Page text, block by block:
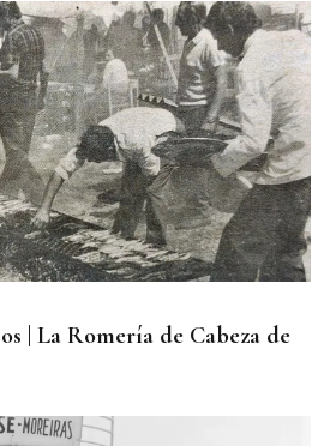
| La Romería de Cabeza de